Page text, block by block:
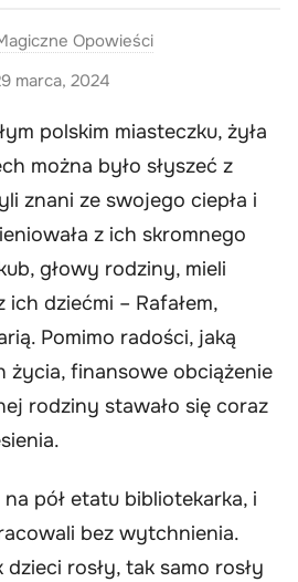
Opowieści
marca, 2024
polskim miasteczku, żyła
można było słyszeć z
znani ze swojego ciepła i
z ich skromnego
głowy rodziny, mieli
dziećmi – Rafałem,
Pomimo radości, jaką
życia, finansowe obciążenie
rodziny stawało się coraz
pół etatu bibliotekarka, i
bez wytchnienia.
rosły, tak samo rosły